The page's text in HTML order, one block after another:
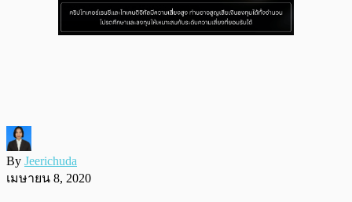
By Jeerichuda
เมษายน 8, 2020